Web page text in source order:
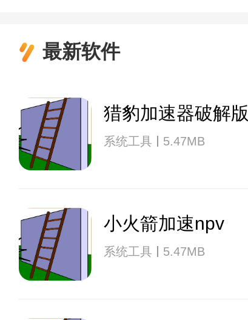
最新软件
猎豹加速器破解版
系统工具 5.47MB
小火箭加速npv
系统工具 5.47MB